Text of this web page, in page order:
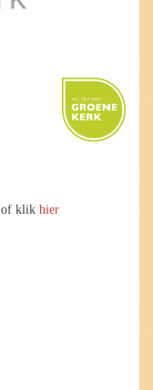
of klik hier